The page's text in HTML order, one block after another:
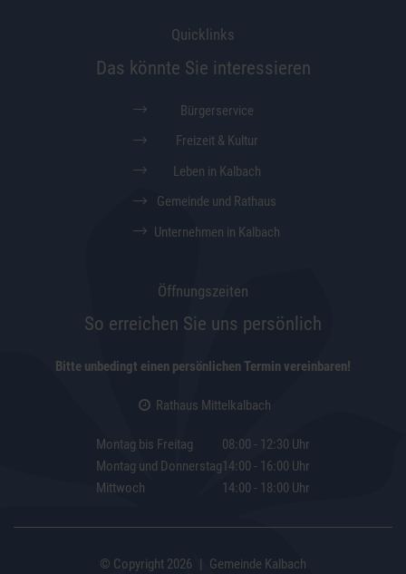
Quicklinks
Das könnte Sie interessieren
Bürgerservice
Freizeit & Kultur
Leben in Kalbach
Gemeinde und Rathaus
Unternehmen in Kalbach
Öffnungszeiten
So erreichen Sie uns persönlich
Bitte unbedingt einen persönlichen Termin vereinbaren!
Rathaus Mittelkalbach
Montag bis Freitag
08:00 - 12:30 Uhr
Montag und Donnerstag14:00 - 16:00 Uhr
Mittwoch
14:00 - 18:00 Uhr
© Copyright 2026 | Gemeinde Kalbach